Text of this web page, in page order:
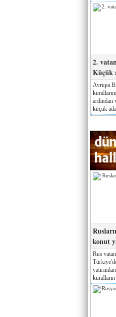
2.
Küçük
Avrupa
ardından
küçük ada
konut
Rus
kuralların